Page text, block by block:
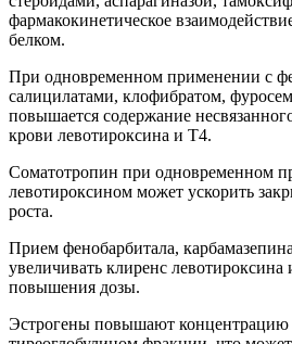
фармакокинетическое
белком.
При одновременном применении с
салицилатами, клофибратом,
повышается содержание
крови левотироксина и Т4.
Соматотропин при одновременном
левотироксином может ускорить
роста.
Прием фенобарбитала,
увеличивать клиренс левотироксина
повышения дозы.
Эстрогены повышают концентрацию